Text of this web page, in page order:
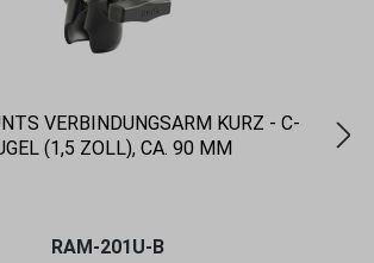
VERBINDUNGSARM KURZ - C-
(1,5 ZOLL), CA. 90 MM
RAM-201U-B